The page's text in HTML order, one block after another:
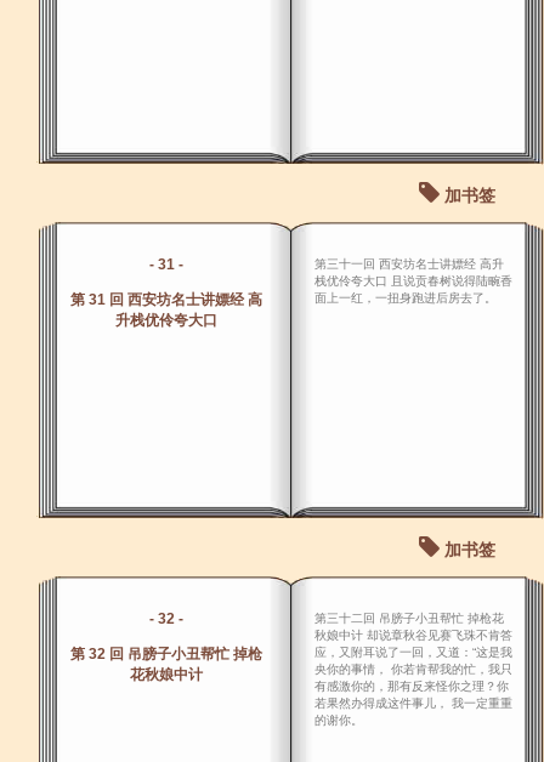
加书签
- 31 -
第 31 回 西安坊名士讲嫖经 高
升栈优伶夸大口
第三十一回 西安坊名士讲嫖经 高升
栈优伶夸大口 且说贡春树说得陆畹香
面上一红，一扭身跑进后房去了。
加书签
- 32 -
第 32 回 吊膀子小丑帮忙 掉枪
花秋娘中计
第三十二回 吊膀子小丑帮忙 掉枪花
秋娘中计 却说章秋谷见赛飞珠不肯答
应，又附耳说了一回，又道：“这是我
央你的事情， 你若肯帮我的忙，我只
有感激你的，那有反来怪你之理？你
若果然办得成这件事儿， 我一定重重
的谢你。